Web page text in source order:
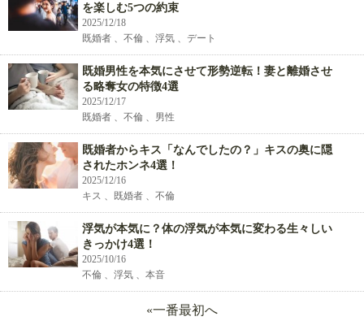
を楽しむ5つの約束
2025/12/18
既婚者 、不倫 、浮気 、デート
既婚男性を本気にさせて形勢逆転！妻と離婚させ
る略奪女の特徴4選
2025/12/17
既婚者 、不倫 、男性
既婚者からキス「なんでしたの？」キスの奥に隠
されたホンネ4選！
2025/12/16
キス 、既婚者 、不倫
浮気が本気に？体の浮気が本気に変わる生々しい
きっかけ4選！
2025/10/16
不倫 、浮気 、本音
«一番最初へ